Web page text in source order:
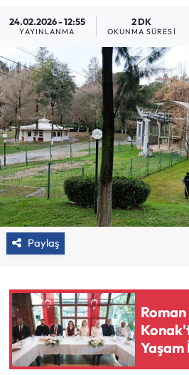
24.02.2026 - 12:55
YAYINLANMA
2 DK
OKUNMA SÜRESI
Paylaş
Roman
Yaşam